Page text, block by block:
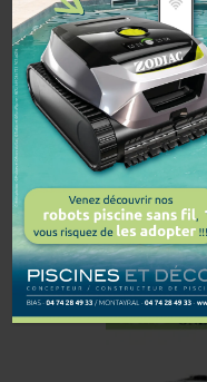
Recherche
de
produits
Voici le